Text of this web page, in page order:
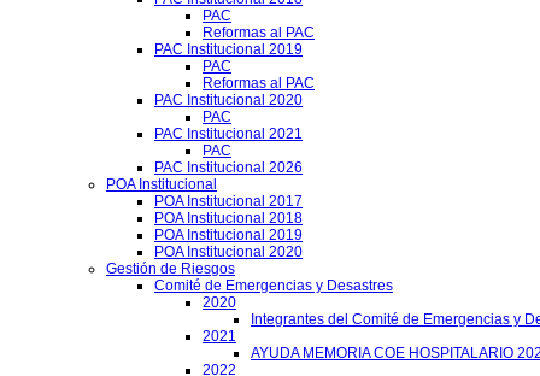
PAC
Reformas al PAC
PAC Institucional 2019
PAC
Reformas al PAC
PAC Institucional 2020
PAC
PAC Institucional 2021
PAC
PAC Institucional 2026
POA Institucional
POA Institucional 2017
POA Institucional 2018
POA Institucional 2019
POA Institucional 2020
Gestión de Riesgos
Comité de Emergencias y Desastres
2020
Integrantes del Comité de Emergencias y
2021
AYUDA MEMORIA COE HOSPITALARIO
2022